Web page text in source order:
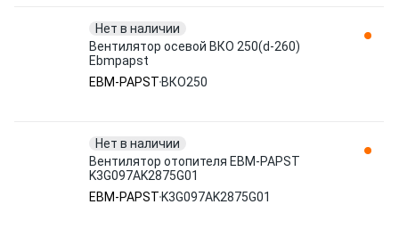
Нет в наличии
Вентилятор осевой ВКО 250(d-260)
Ebmpapst
EBM-PAPST ВКО250
Нет в наличии
Вентилятор отопителя EBM-PAPST
K3G097AK2875G01
EBM-PAPST K3G097AK2875G01